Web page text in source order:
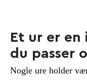
Et ur er en
du passer
Nogle ure holder